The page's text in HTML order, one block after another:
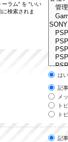
ラム” を “いい
に検索されま
はい
記
メ
ト
ト
記事